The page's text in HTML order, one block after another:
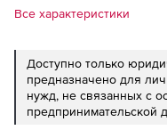
Все характеристики
Доступно только
предназначено для
нужд, не связанных с
предпринимательской